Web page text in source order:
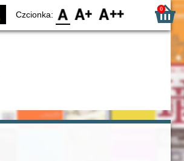
Czcionka: F0 F1 F2 0